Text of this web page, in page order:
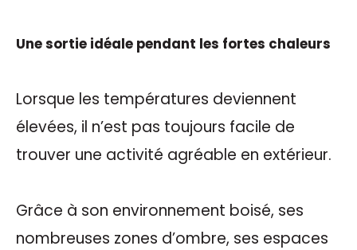
Une sortie idéale pendant les fortes chaleurs
Lorsque les températures deviennent
élevées, il n’est pas toujours facile de
trouver une activité agréable en extérieur.
Grâce à son environnement boisé, ses
nombreuses zones d’ombre, ses espaces